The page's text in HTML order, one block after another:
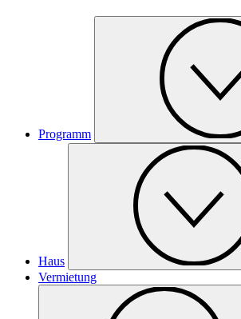
Programm
Haus
Vermietung